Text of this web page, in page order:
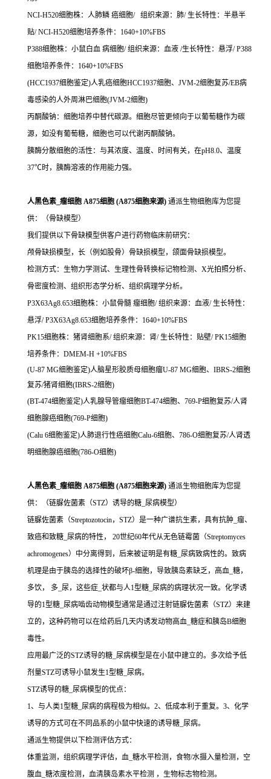
NCI-H520细胞株：人肺鳞 癌细胞/ 组织来源：肺/ 生长特性：半悬半
贴/ NCI-H520细胞培养条件：1640+10%FBS
P388细胞株：小鼠白血 病细胞/ 组织来源：血液 /生长特性：悬浮/ P388
细胞培养条件：1640+10%FBS
(HCC1937细胞鉴定)人乳癌细胞HCC1937细胞、JVM-2细胞复苏/EB病
毒感染的人外周淋巴细胞(JVM-2细胞)
丙酮酸钠：细胞培养中替代碳源。细胞尽管更倾向于以葡萄糖作为碳
源，如没有葡萄糖，细胞也可以代谢丙酮酸钠。
胰酶分散细胞的活性：与其浓度、温度、时间有关，在pH8.0、温度
37℃时，胰酶溶液的作用能力强。
人黑色素_瘤细胞 A875细胞 (A875细胞来源) 通派生物细胞库为您提
供：（骨缺模型）
我们提供以下骨缺模型供客户进行药物临床前研究：
颅骨缺损模型，长（例如股骨）骨缺损模型，颌面骨缺损模型。
检测方式：生物力学测试、生理性骨转换标记物检测、X光拍照分析、
骨密度检测、组织形态学分析、组织病理学分析。
P3X63Ag8.653细胞株：小鼠骨髓 瘤细胞/ 组织来源：血液/ 生长特性：
悬浮/ P3X63Ag8.653细胞培养条件：1640+10%FBS
PK15细胞株：猪肾细胞系/ 组织来源：肾/ 生长特性：贴壁/ PK15细胞
培养条件：DMEM-H +10%FBS
(U-87 MG细胞鉴定)人脑星形胶质母细胞瘤U-87 MG细胞、IBRS-2细胞
复苏/猪肾细胞(IBRS-2细胞)
(BT-474细胞鉴定)人乳腺导管瘤细胞BT-474细胞、769-P细胞复苏/人肾
细胞腺癌细胞(769-P细胞)
(Calu 6细胞鉴定)人肺退行性癌细胞Calu-6细胞、786-O细胞复苏/人肾透
明细胞腺癌细胞(786-O细胞)
人黑色素_瘤细胞 A875细胞 (A875细胞来源) 通派生物细胞库为您提
供：（链脲佐菌素（STZ）诱导的糖_尿病模型）
链脲佐菌素（Streptozotocin，STZ）是一种广谱抗生素，具有抗肿_瘤、
致癌和致糖_尿病的特性， 20世纪60年代从无色链霉菌（Streptomyces
achromogenes）中分离得到，后来被证明是有糖_尿病致病性的。致病
机理是由于胰岛的选择性的破坏β-细胞，导致胰岛素缺乏，高血_糖，
多饮， 多_尿，这些症_状都与人1型糖_尿病的病理状况一致。化学诱
导的1型糖_尿病啮齿动物模型通常是通过注射链脲佐菌素（STZ）来建
立的，这种药物可以在给药后几天内诱发动物高血_糖症和胰岛B细胞
毒性。
应用最广泛的STZ诱导的糖_尿病模型是在小鼠中建立的。多次给予低
剂量STZ可诱导小鼠发生1型糖_尿病。
STZ诱导的糖_尿病模型的优点：
1、与人类1型糖_尿病的病程极为相似。2、低成本利于重复。3、化学
诱导的方式可在不同品系的小鼠中快速的诱导糖_尿病。
通派生物提供以下检测评估方式：
体重监测，组织病理学评估，血_糖水平检测，食物/水摄入量检测，空
腹血_糖浓度检测，血清胰岛素水平检测 ，生物标志物检测。